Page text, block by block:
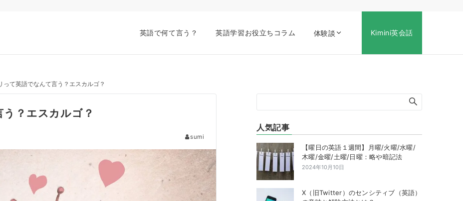
英語で何て言う？ 英語学習お役立ちコラム 体験談 Kimini英会話
って英語でなんて言う？エスカルゴ？
？エスカルゴ？
sumi
人気記事
【曜日の英語１週間】月曜/火曜/水曜/
木曜/金曜/土曜/日曜：略や暗記法
2024年10月10日
X（旧Twitter）のセンシティブ（英語）